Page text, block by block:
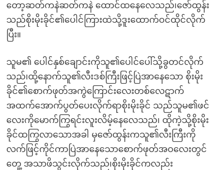
တော့ဆတ်ကနဲဆတ်ကနဲ ထောင်ထနေလေသည်၊ဇော်ထွန်း
သည်စိုးမိုးခိုင်၏ပေါင်ကြားထဲသို့ဒူးထောက်ဝင်ထိုင်လိုက်
ပြီး။
သူမ၏ ပေါင်နှစ်ချောင်းကိုသူ၏ပေါင်ပေါ်သို့ခွတင်လိုက်
သည်၊ထို့နောက်သူ၏လီးဒစ်ကြီးဖြင့်ပြဲအာနေသော စိုးမိုး
ခိုင်၏စောက်ဖုတ်အကွဲကြောင်းလေးတစ်လေဋာက်
အထက်အောက်ပွတ်ပေးလိုက်ရာစိုးမိုးခိုင် သည်သူမ၏ဖင်
လေးကိုမောက်ကြွရင်းလူးလိမ့်နေလေသည်၊ ထိုကဲ့သို့စိုးမိုး
ခိုင်ထကြွလာသောအခါ မှဇော်ထွန်းကသူ၏လီးကြီးကို
လက်ဖြင့်ကိုင်ကာပြဲအာနေသောစောက်ဖုတ်အဝလေးတွင်
တှေု့ အသာဖိသွင်းလိုက်သည်၊စိုးမိုးခိုင်ကလည်း